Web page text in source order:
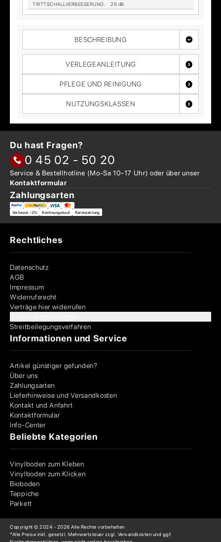
TRITT­SCHALL­VER­BES­SE­RUNG: 26 dB
BESCHREIBUNG
VERLEGEANLEITUNG
PFLEGE UND REINIGUNG
NUTZUNGSKLASSEN
Du hast Fragen?
0 45 02 - 50 20
Service & Bestellhotline (Mo-Sa 10-17 Uhr) oder überunser
Kontaktformular
Zahlungsarten
Vorkasse -2% Rechnungskauf Ratenzahlung
Rechtliches
Datenschutz
AGB
Impressum
Widerrufsrecht
Verträge hier widerrufen
Streitbeilegungsverfahren
Informationen und Service
Artikel günstiger gefunden?
Über uns
Zahlungsarten
Lieferhinweise und Versandkosten
Kontakt und Anfahrt
Kontaktformular
Info-Center
Beliebte Kategorien
Vinylboden zum Kleben
Vinylboden zum Klicken
Bioboden
Teppiche
Parkett
Copyright © 2024 - 2026 Alle Rechte vorbehalten
*Alle Preise inkl. gesetzl. Mehrwertsteuer zzgl. Versandkosten und ggf.